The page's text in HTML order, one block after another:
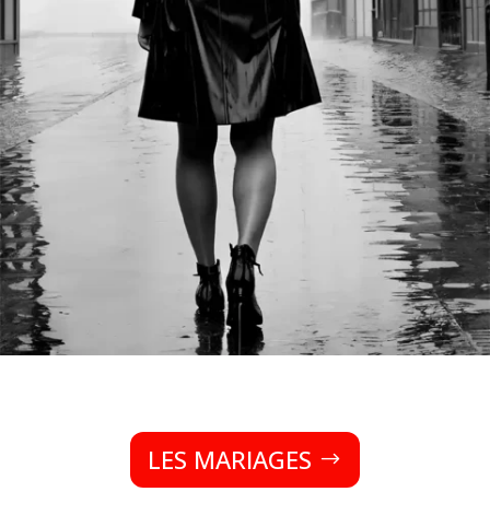
LES MARIAGES